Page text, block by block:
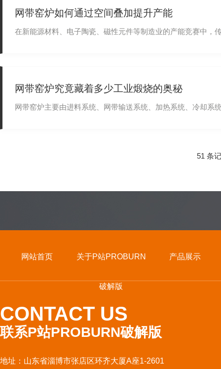
网带窑炉如何通过空间叠加提升产能
在新能源材料、电子陶瓷、磁性元件等制造业的产能竞赛中
网带窑炉究竟藏着多少工业煅烧的奥秘
网带窑炉主要由进料系统、网带输送系统、加热系统、冷却
51 条
网站首页 关于P站PROBURN
破解版
产品展示
CONTACT US
联系P站PROBURN破解版
地址：山东省淄博市张店区环齐大厦A座1-2601